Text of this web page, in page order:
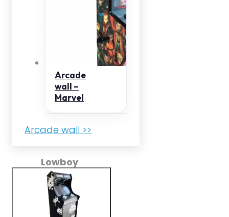
Arcade
wall –
Marvel
Arcade wall >>
Lowboy